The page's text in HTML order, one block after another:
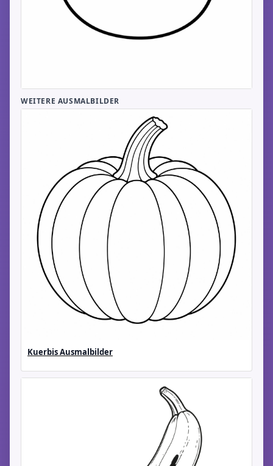
WEITERE AUSMALBILDER
Kuerbis Ausmalbilder